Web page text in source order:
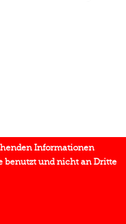
Informationen
benutzt und nicht an Dritte